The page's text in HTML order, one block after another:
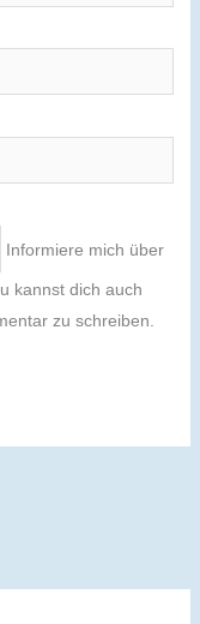
Informiere mich über
kannst dich auch
zu schreiben.